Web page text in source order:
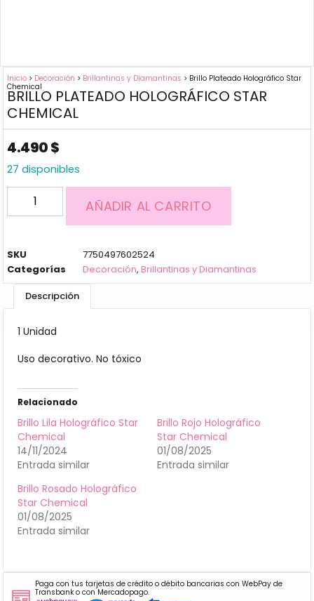
Inicio > Decoración > Brillantinas y Diamantinas > Brillo Plateado Holográfico Star
Chemical
BRILLO PLATEADO HOLOGRÁFICO STAR
CHEMICAL
4.490$
27 disponibles
AÑADIR AL CARRITO
SKU
7750497602524
Categorías
Decoración,Brillantinas y Diamantinas
Descripción
1 Unidad
Uso decorativo. No tóxico
Relacionado
Brillo Lila Holográfico Star
Chemical
14/11/2024
Entrada similar
Brillo Rojo Holográfico
Star Chemical
01/08/2025
Entrada similar
Brillo Rosado Holográfico
Star Chemical
01/08/2025
Entrada similar
Paga con tus tarjetas de crédito o débito bancarias con WebPay de
Transbank o con Mercadopago.